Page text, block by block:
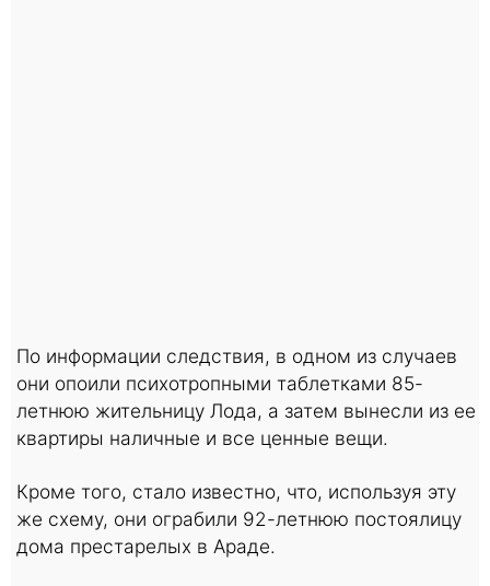
По информации следствия, в одном из случаев
они опоили психотропными таблетками 85-
летнюю жительницу Лода, а затем вынесли из ее
квартиры наличные и все ценные вещи.
Кроме того, стало известно, что, используя эту
же схему, они ограбили 92-летнюю постоялицу
дома престарелых в Араде.